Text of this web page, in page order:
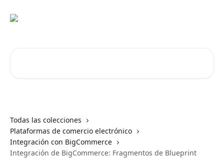
Todas las colecciones
Plataformas de comercio electrónico
Integración con BigCommerce
Integración de BigCommerce: Fragmentos de Blueprint